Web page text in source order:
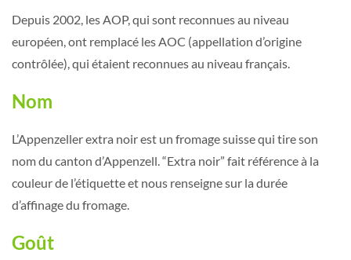
Depuis 2002, les AOP, qui sont reconnues au niveau
européen, ont remplacé les AOC (appellation d’origine
contrôlée), qui étaient reconnues au niveau français.
Nom
L’Appenzeller extra noir est un fromage suisse qui tire son
nom du canton d’Appenzell. “Extra noir” fait référence à la
couleur de l’étiquette et nous renseigne sur la durée
d’affinage du fromage.
Goût